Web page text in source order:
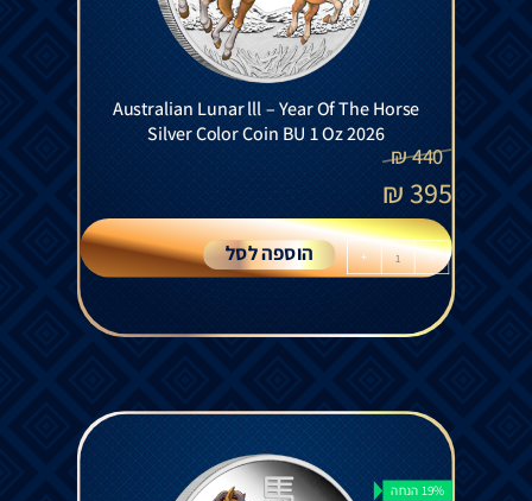
Australian Lunar lll – Year Of The Horse
Silver Color Coin BU 1 Oz 2026
440
₪
395
₪
-
+ הוספה לסל
19% הנחה